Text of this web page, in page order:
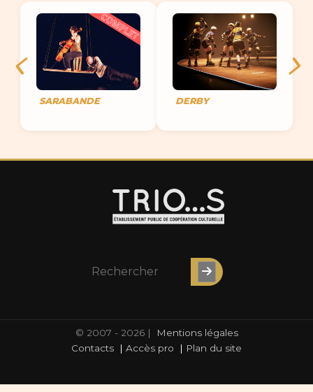
SARABANDE DERBY
© 2007 - 2026 |
Mentions légales
Contacts
| Accès pro | Plan du site